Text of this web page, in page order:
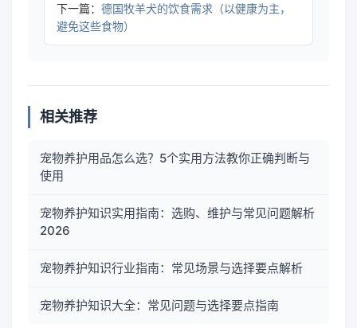
下一篇： 德国牧羊犬的饮食需求（以健康为主，
避免这些食物）
相关推荐
宠物养护用品怎么选？5个实用方法教你正确判断与
使用
宠物养护知识实用指南：选购、维护与常见问题解析
2026
宠物养护知识行业指南：常见场景与选择要点解析
宠物养护知识大全：常见问题与选择要点指南